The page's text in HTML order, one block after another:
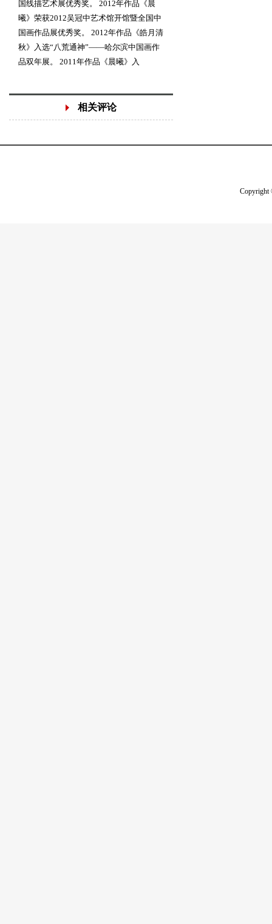
国线描艺术展优秀奖。 2012年作品《晨
曦》荣获2012吴冠中艺术馆开馆暨全国中
国画作品展优秀奖。 2012年作品《皓月清
秋》入选“八荒通神”——哈尔滨中国画作
品双年展。 2011年作品《晨曦》入
相关评论
Copyright